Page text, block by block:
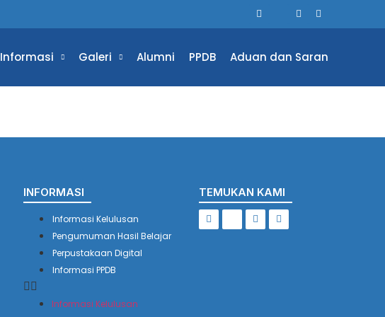
Informasi Galeri Alumni PPDB Aduan dan Saran
INFORMASI
Informasi Kelulusan
Pengumuman Hasil Belajar
Perpustakaan Digital
Informasi PPDB
Informasi Kelulusan
TEMUKAN KAMI